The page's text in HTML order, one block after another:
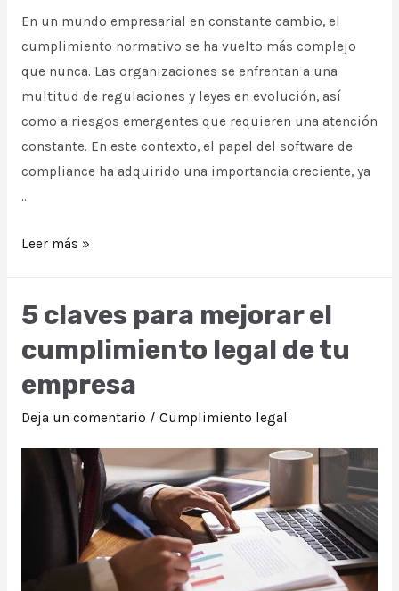
En un mundo empresarial en constante cambio, el
cumplimiento normativo se ha vuelto más complejo
que nunca. Las organizaciones se enfrentan a una
multitud de regulaciones y leyes en evolución, así
como a riesgos emergentes que requieren una atención
constante. En este contexto, el papel del software de
compliance ha adquirido una importancia creciente, ya
…
La
compliance
y
papel
futuro
software
Leer más »
5 claves para mejorar el
cumplimiento legal de tu
empresa
Deja un comentario / Cumplimiento legal